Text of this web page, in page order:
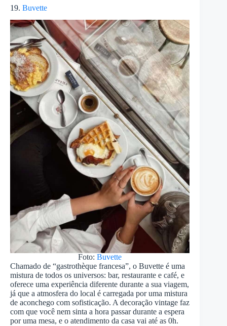
19. Buvette
Foto:Buvette
Chamado de “gastrothèque francesa”, o Buvette é uma
mistura de todos os universos: bar, restaurante e café, e
oferece uma experiência diferente durante a sua viagem,
já que a atmosfera do local é carregada por uma mistura
de aconchego com sofisticação. A decoração vintage faz
com que você nem sinta a hora passar durante a espera
por uma mesa, e o atendimento da casa vai até as 0h.